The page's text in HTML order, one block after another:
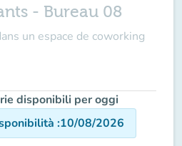
- Bureau 08
un espace de coworking
disponibili per oggi
:10/08/2026